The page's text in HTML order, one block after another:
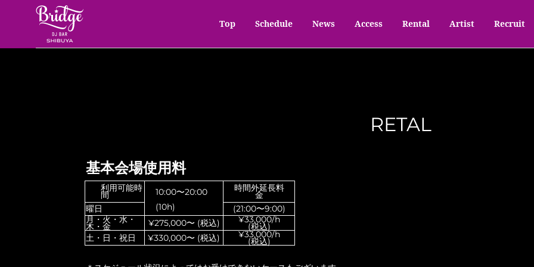
Top Schedule News Access Rental Artist Recruit
RETAL
基本会場使用料
利用可能時
間
10:00〜20:00
(10h)
時間外延長料
金
曜日
(21:00〜9:00)
月・火・水・
木・金 ¥275,000〜 (税込) ¥33,000/h
(税込)
土・日・祝日
¥330,000〜 (税込) ¥33,000/h
(税込)